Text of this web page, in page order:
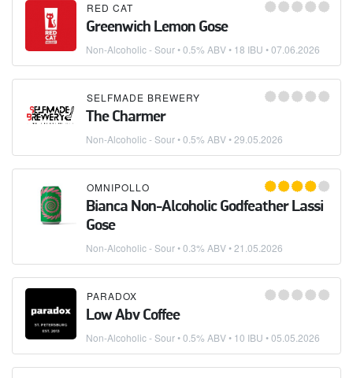
RED CAT
Greenwich Lemon Gose
Non-Alcoholic - Sour• 0.5% ABV • 18 IBU •07.06.2026
SELFMADE BREWERY
The Charmer
Non-Alcoholic - Sour• 0.5% ABV •29.05.2026
OMNIPOLLO
Bianca Non-Alcoholic Godfeather Lassi
Gose
Non-Alcoholic - Sour• 0.3% ABV •21.05.2026
PARADOX
Low Abv Coffee
Non-Alcoholic - Sour• 0.5% ABV • 10 IBU •05.05.2026